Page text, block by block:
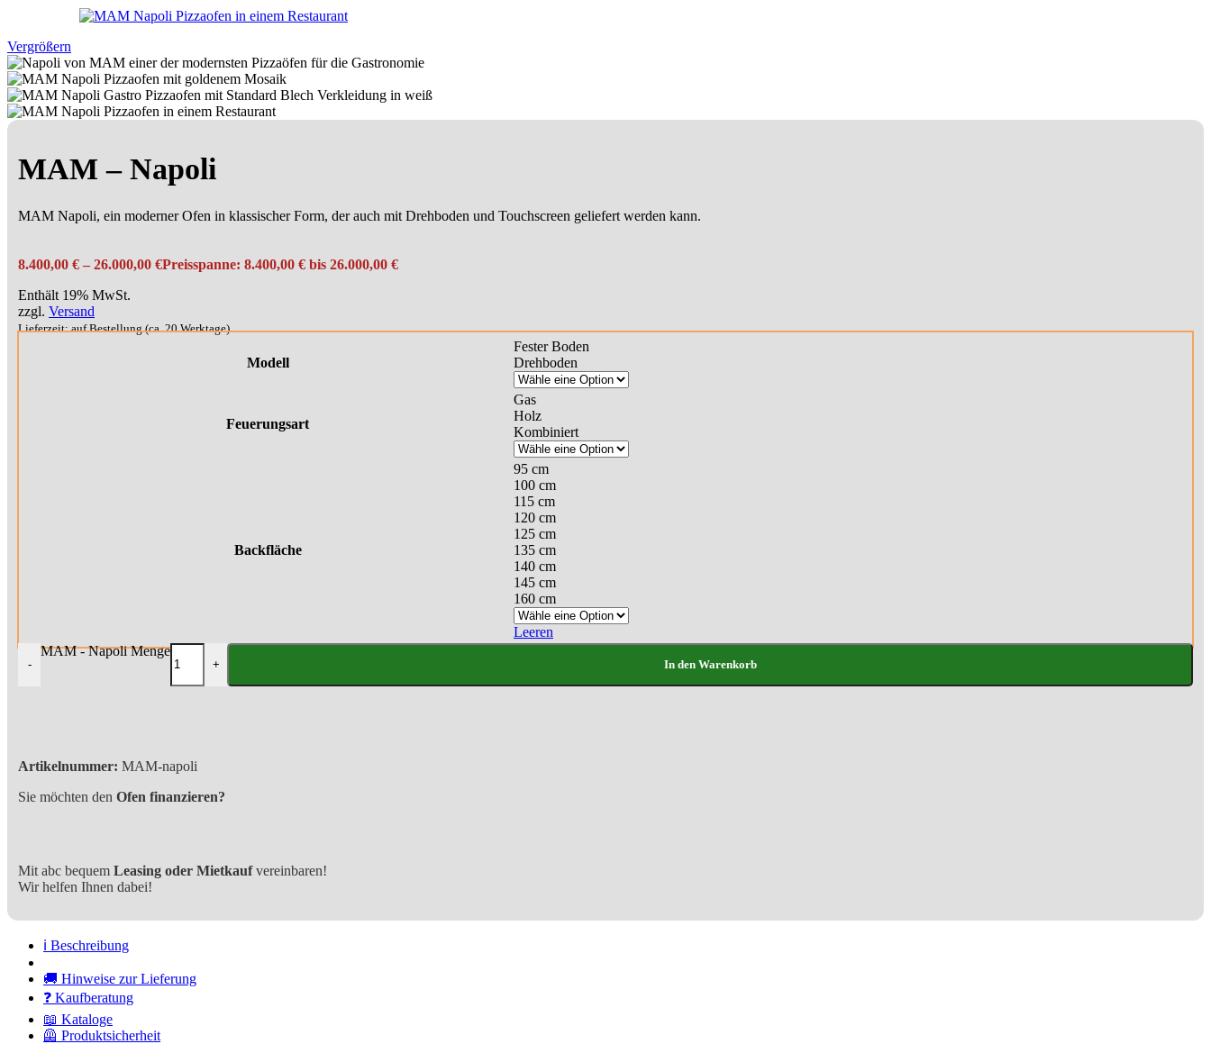
Vergrößern
MAM – Napoli
MAM Napoli, ein moderner Ofen in klassischer Form, der auch mit Drehboden und Touchscreen geliefert werden kann.
8.400,00 € – 26.000,00 €Preisspanne: 8.400,00 € bis 26.000,00 €
Enthält 19% MwSt.
zzgl. Versand
Lieferzeit: auf Bestellung (ca. 20 Werktage)
Modell
Fester Boden
Drehboden
Feuerungsart
Gas
Holz
Kombiniert
Backfläche
95 cm
100 cm
115 cm
120 cm
125 cm
135 cm
140 cm
145 cm
160 cm
Leeren
-
MAM - Napoli Menge
+ In den Warenkorb
Artikelnummer: MAM-napoli
Sie möchten den Ofen finanzieren?
Mit abc bequem Leasing oder Mietkaufvereinbaren!
Wir helfen Ihnen dabei!
ℹ️ Beschreibung
🚚 Hinweise zur Lieferung
❓ Kaufberatung
📖 Kataloge
🦺 Produktsicherheit